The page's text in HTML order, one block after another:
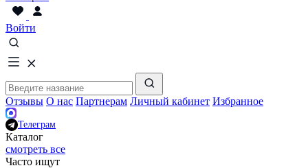
Войти
Отзывы О нас Партнерам Личный кабинет Избранное
Телеграм
Каталог
смотреть все
Часто ищут